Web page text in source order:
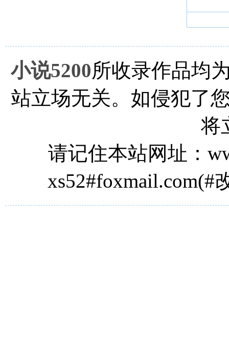
小说5200所收录作品均
站立场无关。如侵犯了
将
请记住本站网址：
xs52#foxmail.com(#